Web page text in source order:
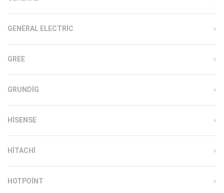
GENERAL ELECTRIC
GREE
GRUNDIG
HISENSE
HITACHI
HOTPOINT